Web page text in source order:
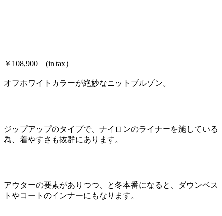
￥108,900 (in tax）
オフホワイトカラーが絶妙なニットブルゾン。
ジップアップのタイプで、ナイロンのライナーを施している
為、着やすさも抜群にあります。
アウターの要素がありつつ、と冬本番になると、ダウンベス
トやコートのインナーにもなります。